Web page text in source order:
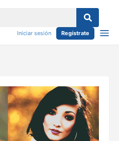
Iniciar sesión Regístrate